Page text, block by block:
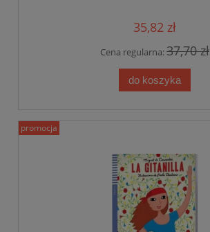
35,82 zł
Cena regularna:37,70 zł
do koszyka
promocja